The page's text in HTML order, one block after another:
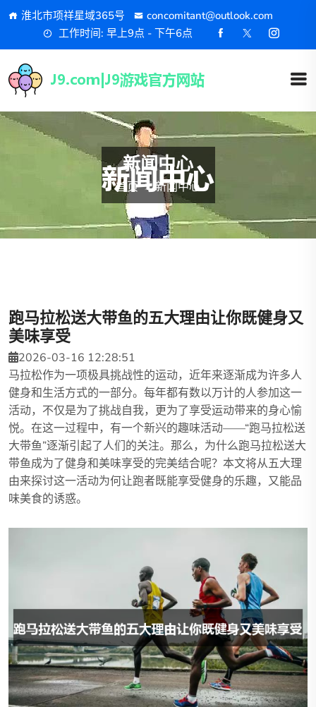
淮北市项祥星域365号
concomitant@outlook.com
工作时间: 早上9点 - 下午6点
新闻中心
首页 新闻中心
跑马拉松送大带鱼的五大理由让你既健身又
美味享受
2026-03-16 12:28:51
马拉松作为一项极具挑战性的运动，近年来逐渐成为许多人
健身和生活方式的一部分。每年都有数以万计的人参加这一
活动，不仅是为了挑战自我，更为了享受运动带来的身心愉
悦。在这一过程中，有一个新兴的趣味活动——“跑马拉松送
大带鱼”逐渐引起了人们的关注。那么，为什么跑马拉松送大
带鱼成为了健身和美味享受的完美结合呢？本文将从五大理
由来探讨这一活动为何让跑者既能享受健身的乐趣，又能品
味美食的诱惑。